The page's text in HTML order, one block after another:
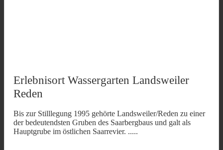
Erlebnisort Wassergarten Landsweiler
Reden
Bis zur Stilllegung 1995 gehörte Landsweiler/Reden zu einer
der bedeutendsten Gruben des Saarbergbaus und galt als
Hauptgrube im östlichen Saarrevier. .....